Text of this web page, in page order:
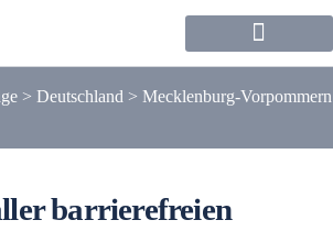
> Deutschland > Mecklenburg-Vorpommern
barrierefreien